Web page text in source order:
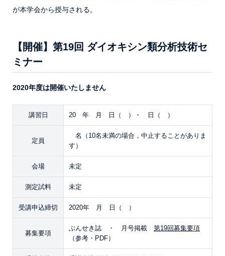
が本学会から授与される。
【開催】第19回 ダイオキシン類分析技術セ
ミナー
2020年度は開催いたしません
講習日 20 年 月 日（ ）・ 日（ ）
定員
名（10名未満の場合，中止することがありま
す）
会場 未定
測定試料 未定
受講申込締切 2020年 月 日（ ）
募集要項
ぶんせき誌 ・ 月号掲載 第19回募集要項
（参考・PDF）